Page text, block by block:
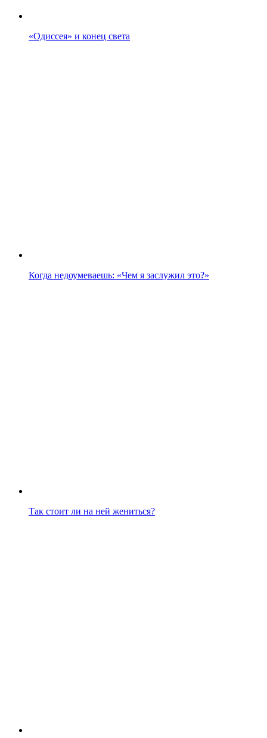
«Одиссея» и конец света
Когда недоумеваешь: «Чем я заслужил это?»
Так стоит ли на ней жениться?